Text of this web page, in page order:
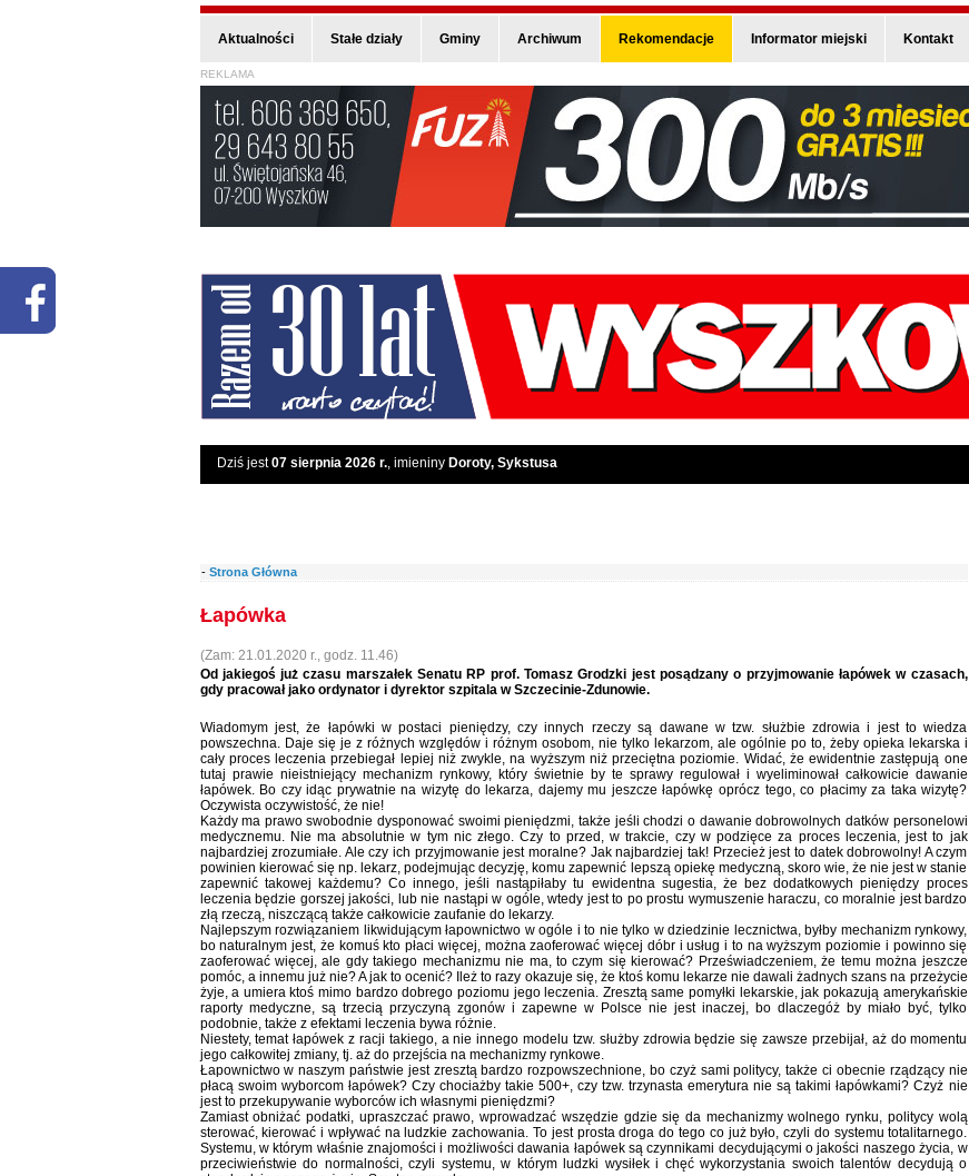
Aktualności Stałe działy Gminy Archiwum Rekomendacje Informator miejski Kontakt
REKLAMA
Dziś jest07 sierpnia 2026 r., imieniny Doroty, Sykstusa
- Strona Główna
Łapówka
(Zam: 21.01.2020 r., godz. 11.46)
Od jakiegoś już czasu marszałek Senatu RP prof. Tomasz Grodzki jest posądzany o przyjmowanie łapówek w czasach,
gdy pracował jako ordynator i dyrektor szpitala w Szczecinie-Zdunowie.
Wiadomym jest, że łapówki w postaci pieniędzy, czy innych rzeczy są dawane w tzw. służbie zdrowia i jest to wiedza
powszechna. Daje się je z różnych względów i różnym osobom, nie tylko lekarzom, ale ogólnie po to, żeby opieka lekarska i
cały proces leczenia przebiegał lepiej niż zwykle, na wyższym niż przeciętna poziomie. Widać, że ewidentnie zastępują one
tutaj prawie nieistniejący mechanizm rynkowy, który świetnie by te sprawy regulował i wyeliminował całkowicie dawanie
łapówek. Bo czy idąc prywatnie na wizytę do lekarza, dajemy mu jeszcze łapówkę oprócz tego, co płacimy za taka wizytę?
Oczywista oczywistość, że nie!
Każdy ma prawo swobodnie dysponować swoimi pieniędzmi, także jeśli chodzi o dawanie dobrowolnych datków personelowi
medycznemu. Nie ma absolutnie w tym nic złego. Czy to przed, w trakcie, czy w podzięce za proces leczenia, jest to jak
najbardziej zrozumiałe. Ale czy ich przyjmowanie jest moralne? Jak najbardziej tak! Przecież jest to datek dobrowolny! A czym
powinien kierować się np. lekarz, podejmując decyzję, komu zapewnić lepszą opiekę medyczną, skoro wie, że nie jest w stanie
zapewnić takowej każdemu? Co innego, jeśli nastąpiłaby tu ewidentna sugestia, że bez dodatkowych pieniędzy proces
leczenia będzie gorszej jakości, lub nie nastąpi w ogóle, wtedy jest to po prostu wymuszenie haraczu, co moralnie jest bardzo
złą rzeczą, niszczącą także całkowicie zaufanie do lekarzy.
Najlepszym rozwiązaniem likwidującym łapownictwo w ogóle i to nie tylko w dziedzinie lecznictwa, byłby mechanizm rynkowy,
bo naturalnym jest, że komuś kto płaci więcej, można zaoferować więcej dóbr i usług i to na wyższym poziomie i powinno się
zaoferować więcej, ale gdy takiego mechanizmu nie ma, to czym się kierować? Przeświadczeniem, że temu można jeszcze
pomóc, a innemu już nie? A jak to ocenić? Ileż to razy okazuje się, że ktoś komu lekarze nie dawali żadnych szans na przeżycie
żyje, a umiera ktoś mimo bardzo dobrego poziomu jego leczenia. Zresztą same pomyłki lekarskie, jak pokazują amerykańskie
raporty medyczne, są trzecią przyczyną zgonów i zapewne w Polsce nie jest inaczej, bo dlaczegóż by miało być, tylko
podobnie, także z efektami leczenia bywa różnie.
Niestety, temat łapówek z racji takiego, a nie innego modelu tzw. służby zdrowia będzie się zawsze przebijał, aż do momentu
jego całkowitej zmiany, tj. aż do przejścia na mechanizmy rynkowe.
Łapownictwo w naszym państwie jest zresztą bardzo rozpowszechnione, bo czyż sami politycy, także ci obecnie rządzący nie
płacą swoim wyborcom łapówek? Czy chociażby takie 500+, czy tzw. trzynasta emerytura nie są takimi łapówkami? Czyż nie
jest to przekupywanie wyborców ich własnymi pieniędzmi?
Zamiast obniżać podatki, upraszczać prawo, wprowadzać wszędzie gdzie się da mechanizmy wolnego rynku, politycy wolą
sterować, kierować i wpływać na ludzkie zachowania. To jest prosta droga do tego co już było, czyli do systemu totalitarnego.
Systemu, w którym właśnie znajomości i możliwości dawania łapówek są czynnikami decydującymi o jakości naszego życia, w
przeciwieństwie do normalności, czyli systemu, w którym ludzki wysiłek i chęć wykorzystania swoich talentów decydują o